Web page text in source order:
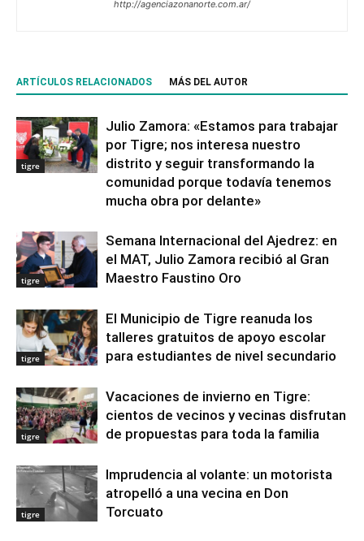
http://agenciazonanorte.com.ar/
ARTÍCULOS RELACIONADOS MÁS DEL AUTOR
tigre
Julio Zamora: «Estamos para trabajar
por Tigre; nos interesa nuestro
distrito y seguir transformando la
comunidad porque todavía tenemos
mucha obra por delante»
tigre
Semana Internacional del Ajedrez: en
el MAT, Julio Zamora recibió al Gran
Maestro Faustino Oro
tigre
El Municipio de Tigre reanuda los
talleres gratuitos de apoyo escolar
para estudiantes de nivel secundario
tigre
Vacaciones de invierno en Tigre:
cientos de vecinos y vecinas disfrutan
de propuestas para toda la familia
tigre
Imprudencia al volante: un motorista
atropelló a una vecina en Don
Torcuato